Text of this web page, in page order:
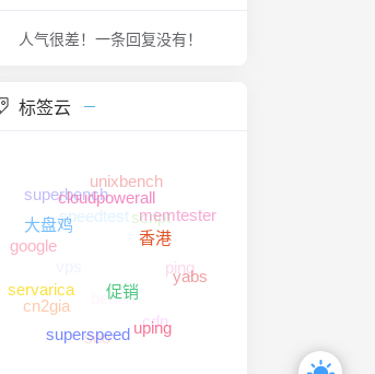
人气很差！一条回复没有！
标签云
bench
vps
speedtestscript
ping
cdn
seo
cn2gia
google
superbench
unixbench
memtester
yabs
uping
superspeed
servarica
大盘鸡
cloudpowerall
香港
促销